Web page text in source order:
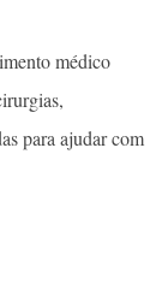
médico
para ajudar com